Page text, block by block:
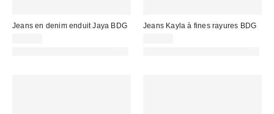
Jeans en denim enduit Jaya BDG
Jeans Kayla à fines rayures BDG